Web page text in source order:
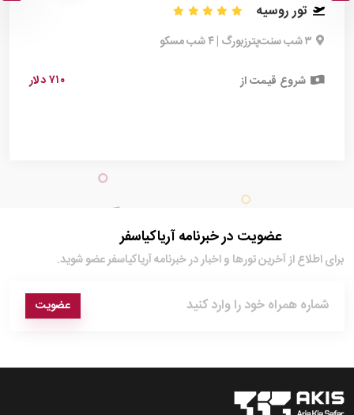
تور روسیه
۳ شب سنت‌پترزبورگ | ۴ شب مسکو
شروع قیمت از ۷۱۰ دلار
عضویت در خبرنامه آریاکیاسفر
برای اطلاع از آخرین تور‌ها و اخبار در خبرنامه آریاکیاسفر عضو شوید.
عضویت